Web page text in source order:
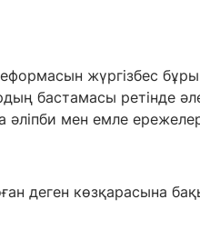
жүргізбес
бастамасы ретінде
мен емле
деген көзқарасына